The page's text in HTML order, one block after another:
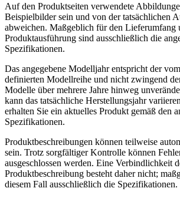
Auf den Produktseiten verwendete
Beispielbilder sein und von der tatsächlichen
abweichen. Maßgeblich für den Lieferumfang
Produktausführung sind ausschließlich die
Spezifikationen.
Das angegebene Modelljahr entspricht der
definierten Modellreihe und nicht zwingend
Modelle über mehrere Jahre hinweg
kann das tatsächliche Herstellungsjahr
erhalten Sie ein aktuelles Produkt gemäß den
Spezifikationen.
Produktbeschreibungen können teilweise
sein. Trotz sorgfältiger Kontrolle können
ausgeschlossen werden. Eine Verbindlichkeit
Produktbeschreibung besteht daher nicht;
diesem Fall ausschließlich die Spezifikationen.